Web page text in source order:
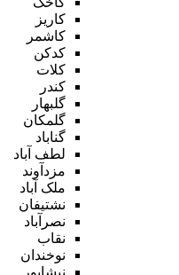
کاریز
کاشمر
کدکن
کلات
کندر
گلبهار
گلمکان
گناباد
لطف آباد
مزدآوند
ملک آباد
نشتیفان
نصرآباد
نقاب
نوخندان
نیشابور